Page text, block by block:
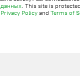
. This site is
Privacy Policy and Terms of